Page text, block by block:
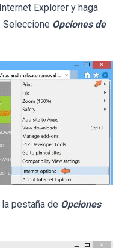
Explorer y haga
Seleccione Opciones de
la pestaña de Opciones